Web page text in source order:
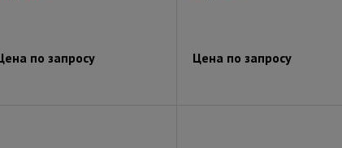
по запросу Цена по запросу